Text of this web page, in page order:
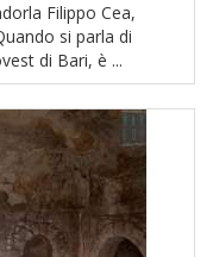
Filippo Cea,
si parla di
di Bari, è ...